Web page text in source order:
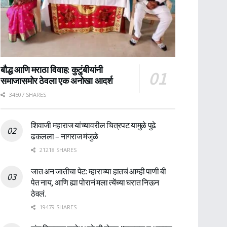
बौद्ध आणि मराठा विवाह: कुटुंबीयांनी
समाजासमोर ठेवला एक अनोखा आदर्श
34507 SHARES
शिवाजी महाराज यांच्यावरील चित्रपट यामुळे पुढे
ढकलला – नागराज मंजुळे
21218 SHARES
जात अन जातीचा पेट: म्हाराच्या हातचं आम्ही पाणी बी
पेत नाय, आणि ह्या पोरानं मला त्येंच्या घरात निऊन
ठेवलं.
19479 SHARES